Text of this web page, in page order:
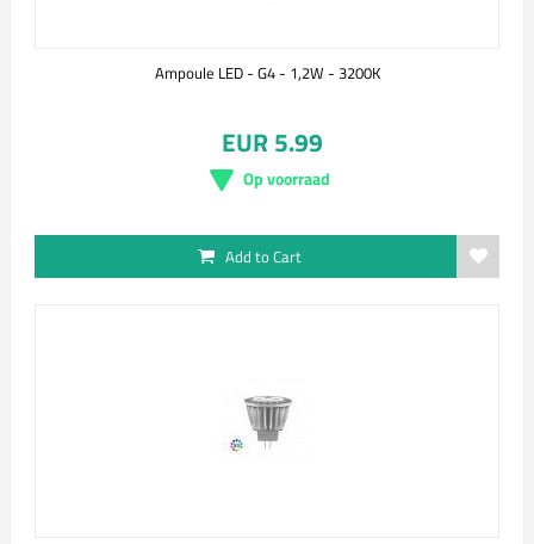
Ampoule LED - G4 - 1,2W - 3200K
EUR 5.99
Op voorraad
Add to Cart